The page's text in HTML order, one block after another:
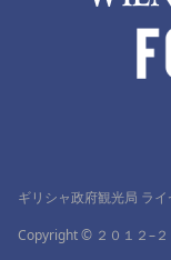
ギリシャ政府観光局 ラ
Copyright © ２０１２–